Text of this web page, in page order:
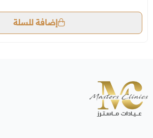
إضافة للسلة